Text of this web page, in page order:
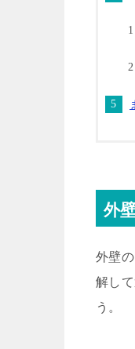
外
外壁
解し
う。